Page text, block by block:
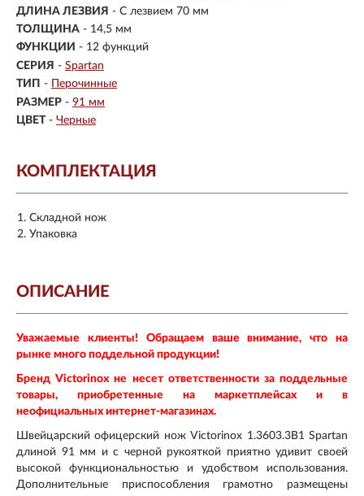
ДЛИНА ЛЕЗВИЯ - С лезвием 70 мм
ТОЛЩИНА - 14,5 мм
ФУНКЦИИ - 12 функций
СЕРИЯ - Spartan
ТИП - Перочинные
РАЗМЕР - 91 мм
ЦВЕТ - Черные
КОМПЛЕКТАЦИЯ
Складной нож
Упаковка
ОПИСАНИЕ
Уважаемые клиенты! Обращаем ваше внимание, что на
рынке много поддельной продукции!
Бренд Victorinox не несет ответственности за поддельные
товары, приобретенные на маркетплейсах и в
неофициальных интернет-магазинах.
Швейцарский офицерский нож Victorinox 1.3603.3B1 Spartan
длиной 91 мм и с черной рукояткой приятно удивит своей
высокой функциональностью и удобством использования.
Дополнительные приспособления грамотно размещены